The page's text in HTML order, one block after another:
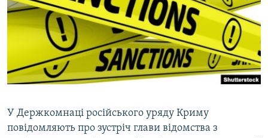
ДЕПОРТАЦІЯ
ВІДЕОУРОКИ «ELIFBE»
СВІДЧЕННЯ ОКУПАЦІЇ
УКРАЇНСЬКА ПРОБЛЕМА КРИМУ
ЯК ОБІЙТИ БЛОКУВАННЯ
Русский
Qırımtatar
У Держкомнаці російського уряду Криму
повідомляють про зустріч глави відомства з